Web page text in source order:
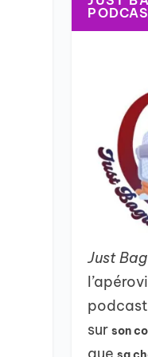
Just
podcast
surson